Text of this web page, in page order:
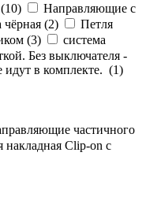
10)
Направляющие с
(2)
Петля
(3)
система
Без выключателя -
идут в комплекте. (1)
частичного
накладная Clip-on с